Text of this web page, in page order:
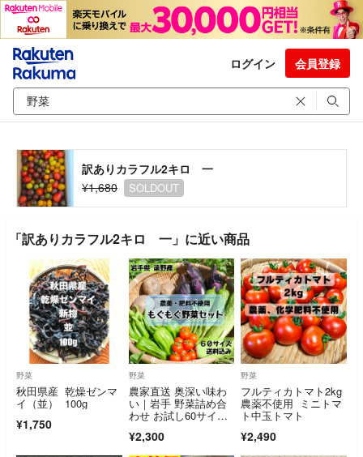
ログイン 会員登録
訳ありカラフル2キロ 一
¥1,680
SOLDOUT
「訳ありカラフル2キロ 一」に近い商品
野菜
秋田県産 乾燥ゼンマ
イ（並） 100g
¥1,750
野菜
農家直送 奥深い味わ
い｜岩手 野菜詰め合
わせ お試し60サイ
使用》
¥2,300
野菜
フルティカトマト2kg
農薬不使用 ミニトマ
ト中玉トマト
¥2,490